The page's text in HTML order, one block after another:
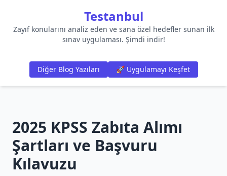
Testanbul
Zayıf konularını analiz eden ve sana özel hedefler sunan ilk
sınav uygulaması. Şimdi indir!
Diğer Blog Yazıları 🚀 Uygulamayı Keşfet
2025 KPSS Zabıta Alımı
Şartları ve Başvuru
Kılavuzu